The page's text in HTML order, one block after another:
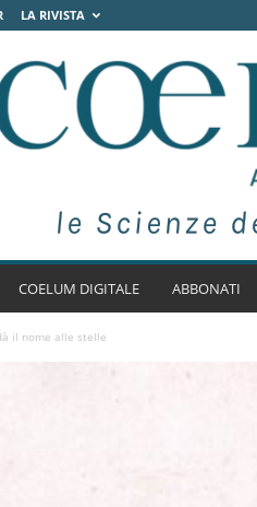
LA RIVISTA
COELUM DIGITALE ABBONATI
il nome alle stelle